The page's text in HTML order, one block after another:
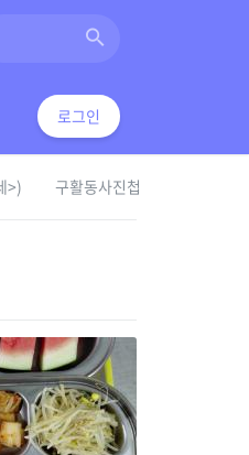
로그인
>) 구활동사진첩